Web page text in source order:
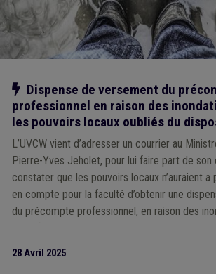
Notre action
Dispense de versement du
professionnel en raison des
les pouvoirs locaux oubliés du
L’UVCW vient d’adresser un courrier au
Pierre-Yves Jeholet, pour lui faire part de son
constater que les pouvoirs locaux n’auraient
en compte pour la faculté d’obtenir une
du précompte professionnel, en raison des
2021 (v. notre actualité du 15.6.2023, mise à
28 Avril 2025